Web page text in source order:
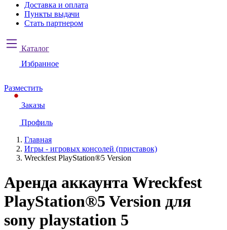
Доставка и оплата
Пункты выдачи
Стать партнером
Каталог
Избранное
Разместить
Заказы
Профиль
Главная
Игры - игровых консолей (приставок)
Wreckfest PlayStation®5 Version
Аренда аккаунта Wreckfest
PlayStation®5 Version для
sony playstation 5